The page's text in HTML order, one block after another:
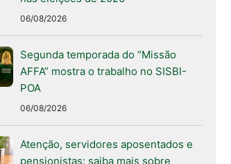
06/08/2026
Segunda temporada do “Missão
AFFA” mostra o trabalho no SISBI-
POA
06/08/2026
Atenção, servidores aposentados e
pensionistas: saiba mais sobre